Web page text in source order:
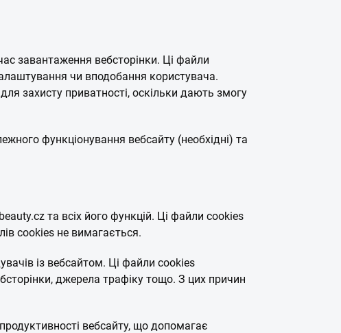
завантаження вебсторінки. Ці файли
чи вподобання користувача.
захисту приватності, оскільки дають змогу
функціонування вебсайту (необхідні) та
та всіх його функцій. Ці файли cookies
cookies не вимагається.
із вебсайтом. Ці файли cookies
джерела трафіку тощо. З цих причин
вебсайту, що допомагає